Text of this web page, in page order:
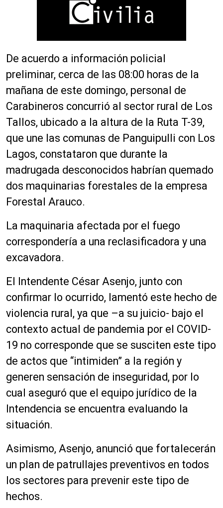
De acuerdo a información policial
preliminar, cerca de las 08:00 horas de la
mañana de este domingo, personal de
Carabineros concurrió al sector rural de Los
Tallos, ubicado a la altura de la Ruta T-39,
que une las comunas de Panguipulli con Los
Lagos, constataron que durante la
madrugada desconocidos habrían quemado
dos maquinarias forestales de la empresa
Forestal Arauco.
La maquinaria afectada por el fuego
correspondería a una reclasificadora y una
excavadora.
El Intendente César Asenjo, junto con
confirmar lo ocurrido, lamentó este hecho de
violencia rural, ya que –a su juicio- bajo el
contexto actual de pandemia por el COVID-
19 no corresponde que se susciten este tipo
de actos que “intimiden” a la región y
generen sensación de inseguridad, por lo
cual aseguró que el equipo jurídico de la
Intendencia se encuentra evaluando la
situación.
Asimismo, Asenjo, anunció que fortalecerán
un plan de patrullajes preventivos en todos
los sectores para prevenir este tipo de
hechos.